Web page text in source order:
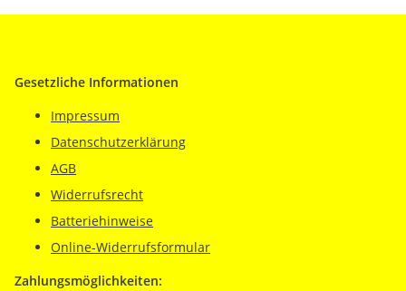
Gesetzliche Informationen
Impressum
Datenschutzerklärung
AGB
Widerrufsrecht
Batteriehinweise
Online-Widerrufsformular
Zahlungsmöglichkeiten: